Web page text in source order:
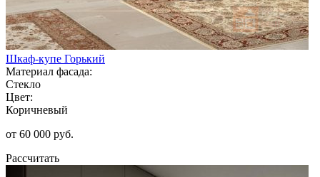
Шкаф-купе Горький
Материал фасада:
Стекло
Цвет:
Коричневый
от 60 000 руб.
Рассчитать